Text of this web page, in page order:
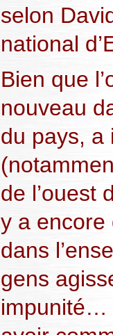
selon
national
Bien que
nouveau
du pays, a
de l’ouest
y a encore
dans
gens
impunité…